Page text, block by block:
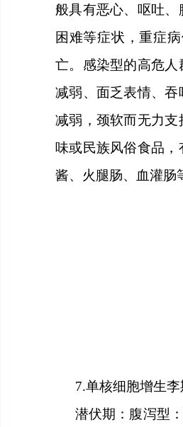
般具有恶心、呕吐
困难等症状 ，重症
亡。感染型的高危人
减弱、面乏表情、
减弱，颈软而无力
味或民族风俗食品
酱、火腿肠、血灌肠
7.单核细胞增生
潜伏期：腹泻型：